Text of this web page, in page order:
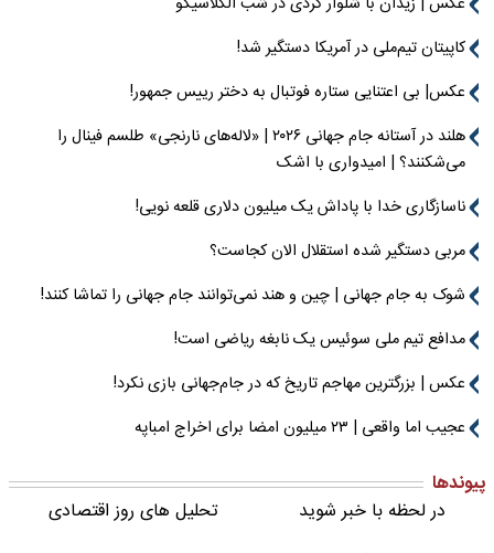
کاپیتان تیم‌ملی در آمریکا دستگیر شد!
عکس| بی اعتنایی ستاره فوتبال به دختر رییس جمهور!
هلند در آستانه جام جهانی ۲۰۲۶ | «لاله‌های نارنجی» طلسم فینال را
می‌شکنند؟ | امیدواری با اشک
ناسازگاری خدا با پاداش یک میلیون دلاری قلعه نویی!
مربی دستگیر شده استقلال الان کجاست؟
شوک به جام جهانی | چین و هند نمی‌توانند جام جهانی را تماشا کنند!
مدافع تیم ملی سوئیس یک نابغه ریاضی است!
عکس | بزرگترین مهاجم تاریخ که در جام‌جهانی بازی نکرد!
عجیب اما واقعی | ۲۳ میلیون امضا برای اخراج امباپه
پیوندها
در لحظه با خبر شوید
تحلیل های روز اقتصادی